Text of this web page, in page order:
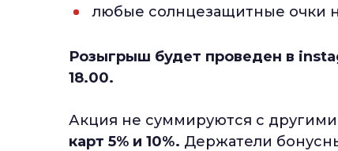
любые солнцезащитные очки
Розыгрыш будет проведен в
18.00.
Акция не суммируются с
карт 5% и 10%. Держатели